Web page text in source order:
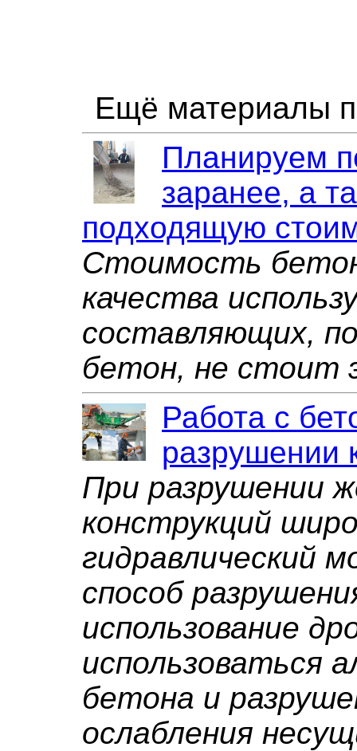
Ещё материалы
Планируем
заранее, а
подходящую
Стоимость
качества
составляющих,
бетон, не стоит
Работа с
разрушении
При разрушении
конструкций
гидравлический
способ
использование
использоваться
бетона и
ослабления